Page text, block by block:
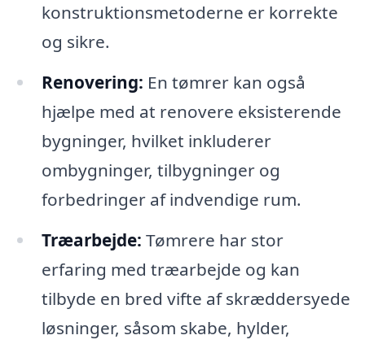
konstruktionsmetoderne er korrekte
og sikre.
Renovering: En tømrer kan også
hjælpe med at renovere eksisterende
bygninger, hvilket inkluderer
ombygninger, tilbygninger og
forbedringer af indvendige rum.
Træarbejde: Tømrere har stor
erfaring med træarbejde og kan
tilbyde en bred vifte af skræddersyede
løsninger, såsom skabe, hylder,